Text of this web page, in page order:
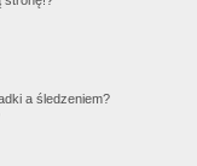
a śledzeniem?